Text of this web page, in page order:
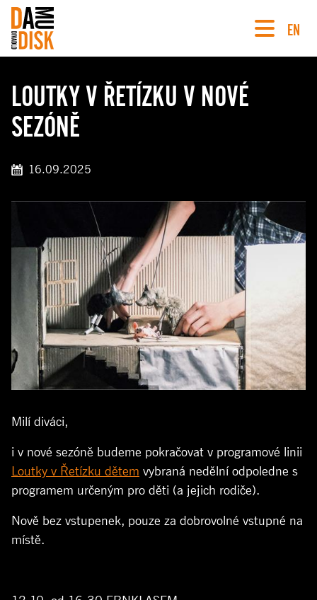
EN
LOUTKY V ŘETÍZKU V NOVÉ
SEZÓNĚ
16.09.2025
Milí diváci,
i v nové sezóně budeme pokračovat v programové linii
Loutky v Řetízku dětem vybraná nedělní odpoledne s
programem určeným pro děti (a jejich rodiče).
Nově bez vstupenek, pouze za dobrovolné vstupné na
místě.